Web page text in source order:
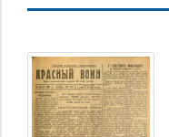
1942